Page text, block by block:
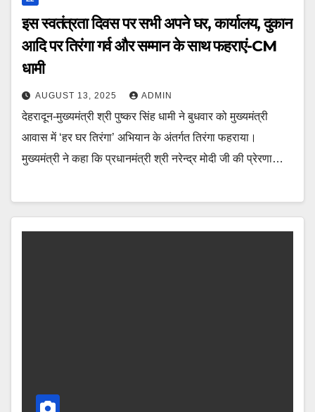
इस स्वतंत्रता दिवस पर सभी अपने घर, कार्यालय, दुकान
आदि पर तिरंगा गर्व और सम्मान के साथ फहराएं-CM
धामी
AUGUST 13, 2025 ADMIN
देहरादून-मुख्यमंत्री श्री पुष्कर सिंह धामी ने बुधवार को मुख्यमंत्री
आवास में ‘हर घर तिरंगा’ अभियान के अंतर्गत तिरंगा फहराया।
मुख्यमंत्री ने कहा कि प्रधानमंत्री श्री नरेन्द्र मोदी जी की प्रेरणा…